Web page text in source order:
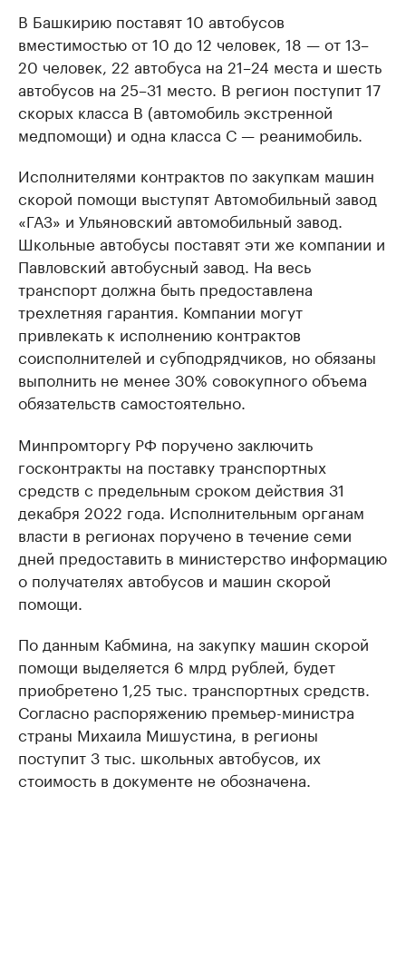
В Башкирию поставят 10 автобусов
вместимостью от 10 до 12 человек, 18 — от 13–
20 человек, 22 автобуса на 21–24 места и шесть
автобусов на 25–31 место. В регион поступит 17
скорых класса В (автомобиль экстренной
медпомощи) и одна класса С — реанимобиль.
Исполнителями контрактов по закупкам машин
скорой помощи выступят Автомобильный завод
«ГАЗ» и Ульяновский автомобильный завод.
Школьные автобусы поставят эти же компании и
Павловский автобусный завод. На весь
транспорт должна быть предоставлена
трехлетняя гарантия. Компании могут
привлекать к исполнению контрактов
соисполнителей и субподрядчиков, но обязаны
выполнить не менее 30% совокупного объема
обязательств самостоятельно.
Минпромторгу РФ поручено заключить
госконтракты на поставку транспортных
средств с предельным сроком действия 31
декабря 2022 года. Исполнительным органам
власти в регионах поручено в течение семи
дней предоставить в министерство информацию
о получателях автобусов и машин скорой
помощи.
По данным Кабмина, на закупку машин скорой
помощи выделяется 6 млрд рублей, будет
приобретено 1,25 тыс. транспортных средств.
Согласно распоряжению премьер-министра
страны Михаила Мишустина, в регионы
поступит 3 тыс. школьных автобусов, их
стоимость в документе не обозначена.